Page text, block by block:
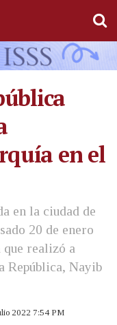
en el
en la ciudad de
20 de enero
que realizó a
República, Nayib
2022 7:54 PM